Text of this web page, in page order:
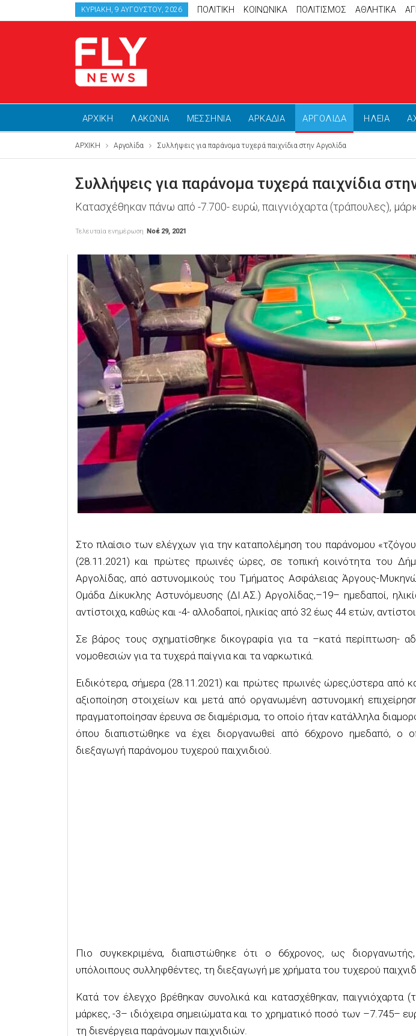
ΚΥΡΙΑΚΉ, 9 ΑΥΓΟΎΣΤΟΥ, 2026 ΠΟΛΙΤΙΚΗ ΚΟΙΝΩΝΙΚΑ ΠΟΛΙΤΙΣΜΟΣ ΑΘΛΗΤΙΚΆ
ΑΡΧΙΚΗ ΛΑΚΩΝΙΑ ΜΕΣΣΗΝΙΑ ΑΡΚΑΔΙΑ ΑΡΓΟΛΙΔΑ ΗΛΕΙΑ
ΑΡΧΙΚΗ Αργολίδα Συλλήψεις για παράνομα τυχερά παιχνίδια στην Αργολίδα
Συλλήψεις για παράνομα τυχερά παιχνίδια
Κατασχέθηκαν πάνω από -7.700- ευρώ, παιγνιόχαρτα (τράπουλες),
Τελευταία ενημέρωση Νοέ 29, 2021
Στο πλαίσιο των ελέγχων για την καταπολέμηση του παράνομου
(28. 11 .2021) και πρώτες πρωινές ώρες, σε τοπική κοινότητα του
Αργολίδας, από αστυνομικούς του Τμήματος Ασφάλειας Άργους-
Ομάδα Δίκυκλης Αστυνόμευσης (ΔΙ.ΑΣ.) Αργολίδας,–1 9– ημεδαποί,
αντίστοιχα, καθώς και -4-αλλοδαποί, ηλικίας από 32 έως 44 ετών,
Σε βάρος τους σχηματίσθηκε δικογραφία για τα –κατά περίπτωση-
νομοθεσιών για τα τυχερά παίγνιακαι τα ναρκωτικά.
Ειδικότερα, σήμερα (28. 11 .2021) και πρώτες πρωινές ώρες,ύστερα από
αξιοποίηση στοιχείων και μετά από οργανωμένη αστυνομική
πραγματοποίησαν έρευνα σε διαμέρισμα, το οποίο ήταν κατάλληλα
όπου διαπιστώθηκε να έχει διοργανωθεί από 66χρονο ημεδαπό, ο
διεξαγωγή παράνομου τυχερού παιχνιδιού.
Πιο συγκεκριμένα, διαπιστώθηκε ότι ο 66χρονος, ως διοργανωτής
υπόλοιπους συλληφθέντες, τη διεξαγωγή με χρήματα του τυχερού
Κατά τον έλεγχο βρέθηκαν συνολικά και κατασχέθηκαν, παιγνιόχαρτα
μάρκες, -3– ιδιόχειρα σημειώματα και το χρηματικό ποσό των –7. 745–
τη διενέργεια παράνομων παιχνιδιών.